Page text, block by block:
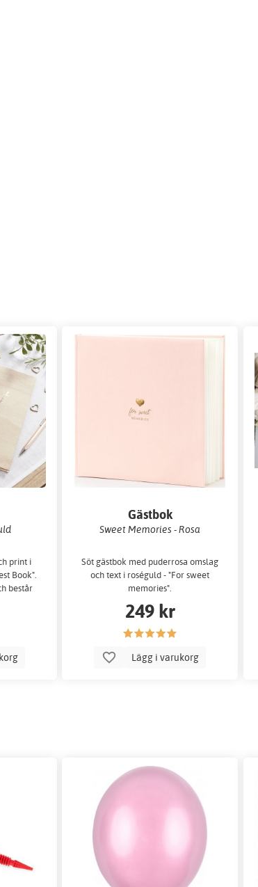
print i
Book".
består
Gästbok
Sweet Memories - Rosa
Söt gästbok med puderrosa omslag
och text i roséguld - "For sweet
memories".
249 kr
Lägg i varukorg